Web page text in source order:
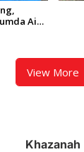
Air
View More
Khazanah